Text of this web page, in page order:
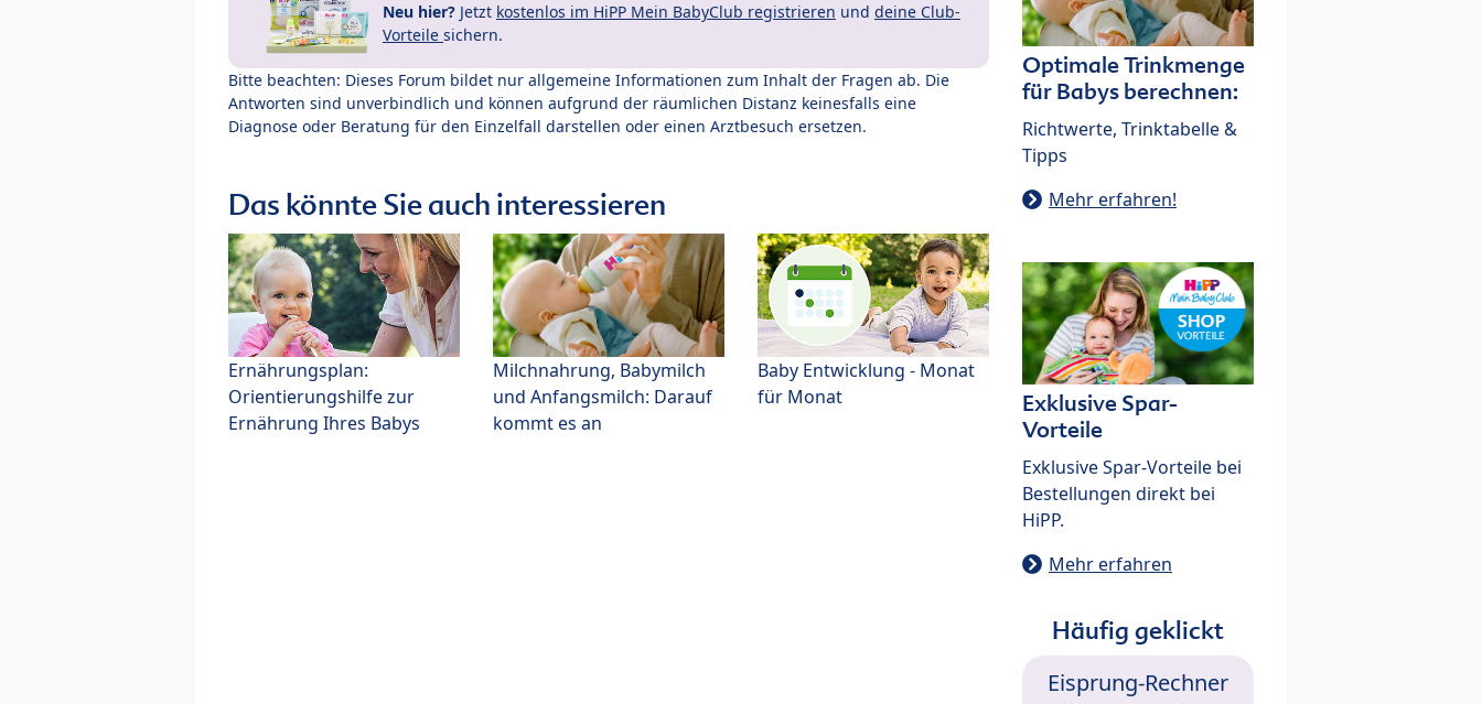
Neu hier? Jetzt kostenlos im HiPP Mein BabyClub registrieren und deine Club-
Vorteile sichern.
Bitte beachten: Dieses Forum bildet nur allgemeine Informationen zum Inhalt der Fragen ab. Die
Antworten sind unverbindlich und können aufgrund der räumlichen Distanz keinesfalls eine
Diagnose oder Beratung für den Einzelfall darstellen oder einen Arztbesuch ersetzen.
Das könnte Sie auch interessieren
Ernährungsplan:
Orientierungshilfe zur
Ernährung Ihres Babys
Milchnahrung, Babymilch
und Anfangsmilch: Darauf
kommt es an
Baby Entwicklung - Monat
für Monat
Optimale Trinkmenge
für Babys berechnen:
Richtwerte, Trinktabelle &
Tipps
Mehr erfahren!
Exklusive Spar-
Vorteile
Exklusive Spar-Vorteile bei
Bestellungen direkt bei
HiPP.
Mehr erfahren
Häufig geklickt
Eisprung-Rechner